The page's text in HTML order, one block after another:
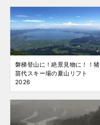
磐梯登山に！絶景見物に！！猪
苗代スキー場の夏山リフト
2026